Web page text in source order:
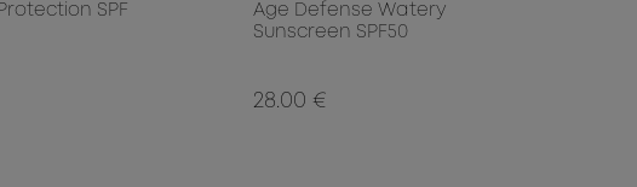
SPF
Age Defense Watery
Sunscreen SPF50
28.00 €